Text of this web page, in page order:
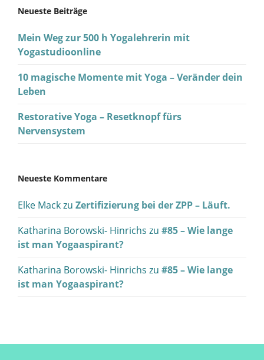
Neueste Beiträge
Mein Weg zur 500 h Yogalehrerin mit
Yogastudioonline
10 magische Momente mit Yoga – Veränder dein
Leben
Restorative Yoga – Resetknopf fürs
Nervensystem
Neueste Kommentare
Elke Mackzu Zertifizierung bei der ZPP – Läuft.
Katharina Borowski- Hinrichs zu #85 – Wie lange
ist man Yogaaspirant?
Katharina Borowski- Hinrichs zu #85 – Wie lange
ist man Yogaaspirant?